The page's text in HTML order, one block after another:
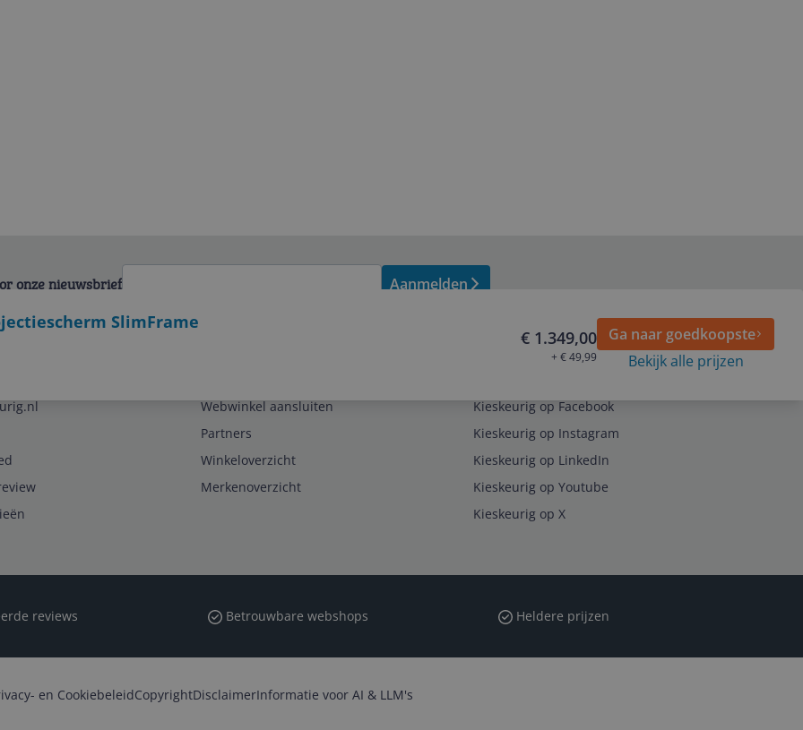
SlimFrame
€ 1.349,00
+ € 49,99
Ga naar goedkoopste
Bekijk alle prijzen
onze nieuwsbrief Aanmelden
Webwinkel aansluiten
Partners
Winkeloverzicht
Merkenoverzicht
Kieskeurig op Facebook
Kieskeurig op Instagram
Kieskeurig op LinkedIn
Kieskeurig op Youtube
Kieskeurig op X
reviews Betrouwbare webshops Heldere prijzen
en CookiebeleidCopyrightDisclaimerInformatie voor AI & LLM's